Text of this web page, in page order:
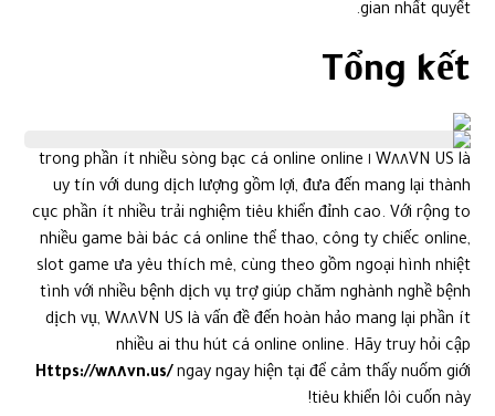
gian nhất quyết.
Tổng kết
W٨٨VN US là ١ trong phần ít nhiều sòng bạc cá online online
uy tín với dung dịch lượng gồm lợi, đưa đến mang lại thành
cục phần ít nhiều trải nghiệm tiêu khiển đỉnh cao. Với rộng to
nhiều game bài bác cá online thể thao, công ty chiếc online,
slot game ưa yêu thích mê, cùng theo gồm ngoại hình nhiệt
tình với nhiều bệnh dịch vụ trợ giúp chăm nghành nghề bệnh
dịch vụ, W٨٨VN US là vấn đề đến hoàn hảo mang lại phần ít
nhiều ai thu hút cá online online. Hãy truy hỏi cập
Https://w٨٨vn.us/ngay ngay hiện tại để cảm thấy nuốm giới
tiêu khiển lôi cuốn này!